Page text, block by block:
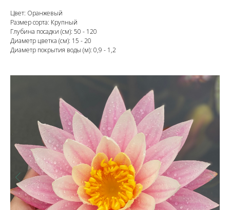
Цвет: Оранжевый
Размер сорта: Крупный
Глубина посадки (см): 50 - 120
Диаметр цветка (см): 15 - 20
Диаметр покрытия воды (м): 0,9 - 1,2